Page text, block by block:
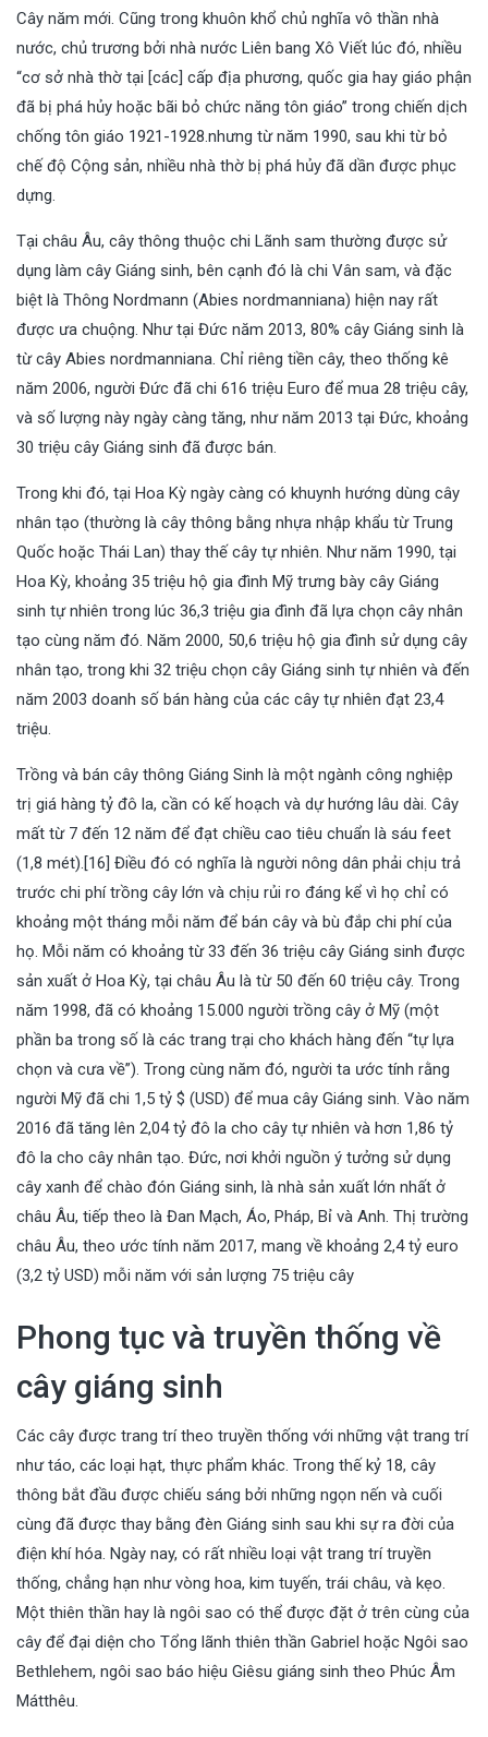
Cây năm mới. Cũng trong khuôn khổ chủ nghĩa vô thần nhà
nước, chủ trương bởi nhà nước Liên bang Xô Viết lúc đó, nhiều
“cơ sở nhà thờ tại [các] cấp địa phương, quốc gia hay giáo phận
đã bị phá hủy hoặc bãi bỏ chức năng tôn giáo” trong chiến dịch
chống tôn giáo 1921-1928.nhưng từ năm 1990, sau khi từ bỏ
chế độ Cộng sản, nhiều nhà thờ bị phá hủy đã dần được phục
dựng.
Tại châu Âu, cây thông thuộc chi Lãnh sam thường được sử
dụng làm cây Giáng sinh, bên cạnh đó là chi Vân sam, và đặc
biệt là Thông Nordmann (Abies nordmanniana) hiện nay rất
được ưa chuộng. Như tại Đức năm 2013, 80% cây Giáng sinh là
từ cây Abies nordmanniana. Chỉ riêng tiền cây, theo thống kê
năm 2006, người Đức đã chi 616 triệu Euro để mua 28 triệu cây,
và số lượng này ngày càng tăng, như năm 2013 tại Đức, khoảng
30 triệu cây Giáng sinh đã được bán.
Trong khi đó, tại Hoa Kỳ ngày càng có khuynh hướng dùng cây
nhân tạo (thường là cây thông bằng nhựa nhập khẩu từ Trung
Quốc hoặc Thái Lan) thay thế cây tự nhiên. Như năm 1990, tại
Hoa Kỳ, khoảng 35 triệu hộ gia đình Mỹ trưng bày cây Giáng
sinh tự nhiên trong lúc 36,3 triệu gia đình đã lựa chọn cây nhân
tạo cùng năm đó. Năm 2000, 50,6 triệu hộ gia đình sử dụng cây
nhân tạo, trong khi 32 triệu chọn cây Giáng sinh tự nhiên và đến
năm 2003 doanh số bán hàng của các cây tự nhiên đạt 23,4
triệu.
Trồng và bán cây thông Giáng Sinh là một ngành công nghiệp
trị giá hàng tỷ đô la, cần có kế hoạch và dự hướng lâu dài. Cây
mất từ 7 đến 12 năm để đạt chiều cao tiêu chuẩn là sáu feet
(1,8 mét).[16] Điều đó có nghĩa là người nông dân phải chịu trả
trước chi phí trồng cây lớn và chịu rủi ro đáng kể vì họ chỉ có
khoảng một tháng mỗi năm để bán cây và bù đắp chi phí của
họ. Mỗi năm có khoảng từ 33 đến 36 triệu cây Giáng sinh được
sản xuất ở Hoa Kỳ, tại châu Âu là từ 50 đến 60 triệu cây. Trong
năm 1998, đã có khoảng 15.000 người trồng cây ở Mỹ (một
phần ba trong số là các trang trại cho khách hàng đến “tự lựa
chọn và cưa về”). Trong cùng năm đó, người ta ước tính rằng
người Mỹ đã chi 1,5 tỷ $ (USD) để mua cây Giáng sinh. Vào năm
2016 đã tăng lên 2,04 tỷ đô la cho cây tự nhiên và hơn 1,86 tỷ
đô la cho cây nhân tạo. Đức, nơi khởi nguồn ý tưởng sử dụng
cây xanh để chào đón Giáng sinh, là nhà sản xuất lớn nhất ở
châu Âu, tiếp theo là Đan Mạch, Áo, Pháp, Bỉ và Anh. Thị trường
châu Âu, theo ước tính năm 2017, mang về khoảng 2,4 tỷ euro
(3,2 tỷ USD) mỗi năm với sản lượng 75 triệu cây
Phong tục và truyền thống về
cây giáng sinh
Các cây được trang trí theo truyền thống với những vật trang trí
như táo, các loại hạt, thực phẩm khác. Trong thế kỷ 18, cây
thông bắt đầu được chiếu sáng bởi những ngọn nến và cuối
cùng đã được thay bằng đèn Giáng sinh sau khi sự ra đời của
điện khí hóa. Ngày nay, có rất nhiều loại vật trang trí truyền
thống, chẳng hạn như vòng hoa, kim tuyến, trái châu, và kẹo.
Một thiên thần hay là ngôi sao có thể được đặt ở trên cùng của
cây để đại diện cho Tổng lãnh thiên thần Gabriel hoặc Ngôi sao
Bethlehem, ngôi sao báo hiệu Giêsu giáng sinh theo Phúc Âm
Mátthêu.